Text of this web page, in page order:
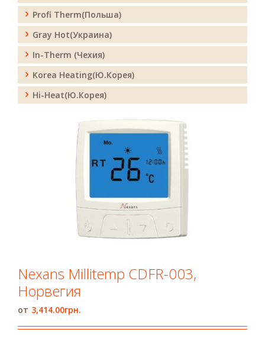
Profi Therm(Польша)
Gray Hot(Украина)
In-Therm (Чехия)
Korea Heating(Ю.Корея)
Hi-Heat(Ю.Корея)
Nexans Millitemp CDFR-003,
Норвегия
3,414.00грн.